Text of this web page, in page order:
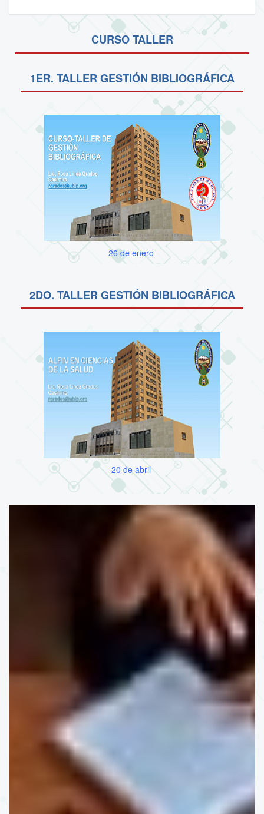
CURSO TALLER
1ER. TALLER GESTIÓN BIBLIOGRÁFICA
26 de enero
2DO. TALLER GESTIÓN BIBLIOGRÁFICA
20 de abril